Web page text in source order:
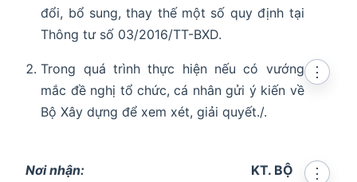
đổi, bổ sung, thay thế một số quy định tại
Thông tư số 03/2016/TT-BXD.
Trong quá trình thực hiện nếu có vướng
mắc đề nghị tổ chức, cá nhân gửi ý kiến về
Bộ Xây dựng để xem xét, giải quyết./.
⋮
Nơi nhận:
KT. BỘ
⋮